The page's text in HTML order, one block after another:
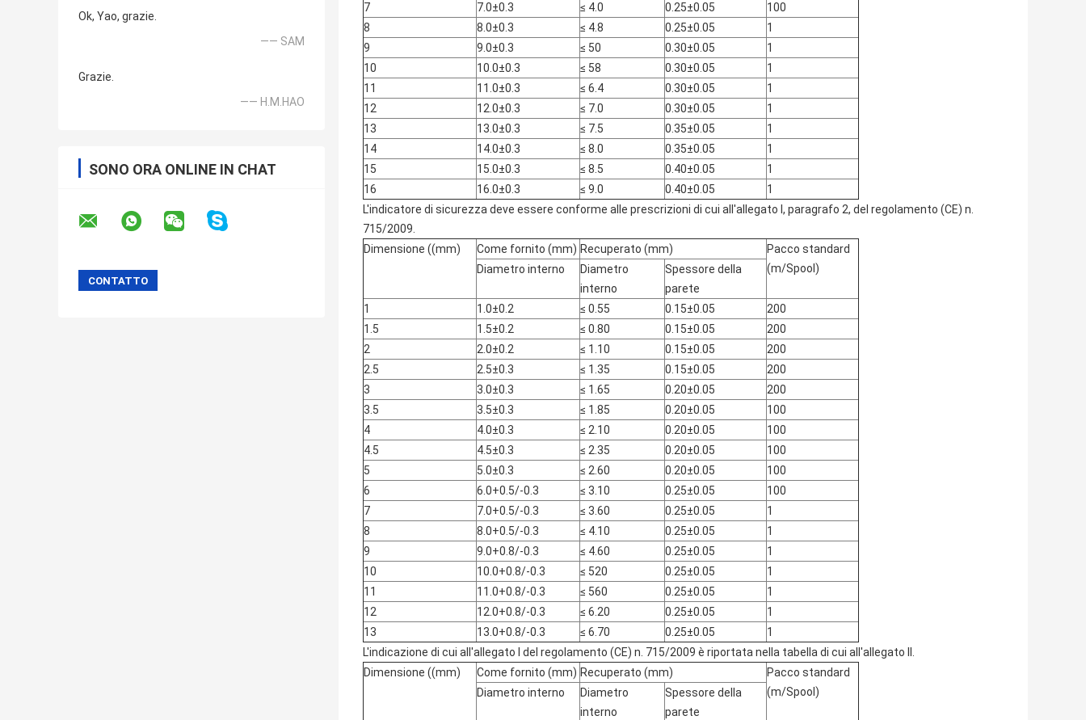
Ok, Yao, grazie.
—— SAM
Grazie.
—— H.M.HAO
SONO ORA ONLINE IN CHAT
7
7.0±0.3 ≤ 4.0 0.25±0.05
100
8
8.0±0.3 ≤ 4.8 0.25±0.05
1
9
9.0±0.3 ≤ 50 0.30±0.05
1
10
10.0±0.3 ≤ 58 0.30±0.05
1
11
11.0±0.3 ≤ 6.4 0.30±0.05
1
12
12.0±0.3 ≤ 7.0 0.30±0.05
1
13
13.0±0.3 ≤ 7.5 0.35±0.05
1
14
14.0±0.3 ≤ 8.0 0.35±0.05
1
15
15.0±0.3 ≤ 8.5 0.40±0.05
1
16
16.0±0.3 ≤ 9.0 0.40±0.05
1
L'indicatore di sicurezza deve essere conforme alle prescrizioni di cui all'allegato I, paragrafo 2, del regolamento (CE) n.
715/2009.
Dimensione ((mm)
Come fornito (mm) Recuperato (mm)
Pacco standard
(m/Spool)
Diametro interno
Diametro
interno
Spessore della
parete
1
1.0±0.2 ≤ 0.55 0.15±0.05
200
1.5
1.5±0.2 ≤ 0.80 0.15±0.05
200
2
2.0±0.2 ≤ 1.10 0.15±0.05
200
2.5
2.5±0.3 ≤ 1.35 0.15±0.05
200
3
3.0±0.3 ≤ 1.65 0.20±0.05
200
3.5
3.5±0.3 ≤ 1.85 0.20±0.05
100
4
4.0±0.3 ≤ 2.10 0.20±0.05
100
4.5
4.5±0.3 ≤ 2.35 0.20±0.05
100
5
5.0±0.3 ≤ 2.60 0.20±0.05
100
6
6.0+0.5/-0.3 ≤ 3.10 0.25±0.05
100
7
7.0+0.5/-0.3 ≤ 3.60 0.25±0.05
1
8
8.0+0.5/-0.3 ≤ 4.10 0.25±0.05
1
9
9.0+0.8/-0.3 ≤ 4.60 0.25±0.05
1
10
10.0+0.8/-0.3 ≤ 520 0.25±0.05
1
11
11.0+0.8/-0.3 ≤ 560 0.25±0.05
1
12
12.0+0.8/-0.3 ≤ 6.20 0.25±0.05
1
13
13.0+0.8/-0.3 ≤ 6.70 0.25±0.05
1
L'indicazione di cui all'allegato I del regolamento (CE) n. 715/2009 è riportata nella tabella di cui all'allegato II.
Dimensione ((mm)
Come fornito (mm) Recuperato (mm)
Pacco standard
(m/Spool)
Diametro interno
Diametro
interno
Spessore della
parete